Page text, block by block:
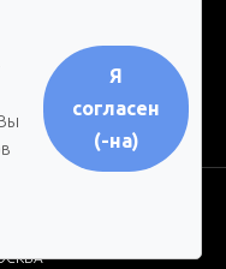
Я
согласен
(-на)